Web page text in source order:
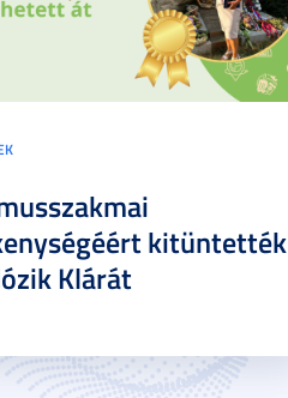
kitüntették
Klárát